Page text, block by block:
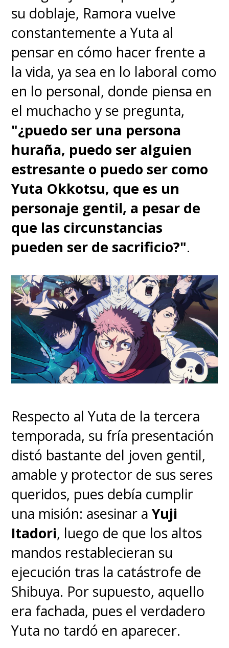
su doblaje, Ramora vuelve
constantemente a Yuta al
pensar en cómo hacer frente a
la vida, ya sea en lo laboral como
en lo personal, donde piensa en
el muchacho y se pregunta,
"¿puedo ser una persona
huraña, puedo ser alguien
estresante o puedo ser como
Yuta Okkotsu, que es un
personaje gentil, a pesar de
que las circunstancias
pueden ser de sacrificio?".
Respecto al Yuta de la tercera
temporada, su fría presentación
distó bastante del joven gentil,
amable y protector de sus seres
queridos, pues debía cumplir
una misión: asesinar aYuji
Itadori, luego de que los altos
mandos restablecieran su
ejecución tras la catástrofe de
Shibuya. Por supuesto, aquello
era fachada, pues el verdadero
Yuta no tardó en aparecer.